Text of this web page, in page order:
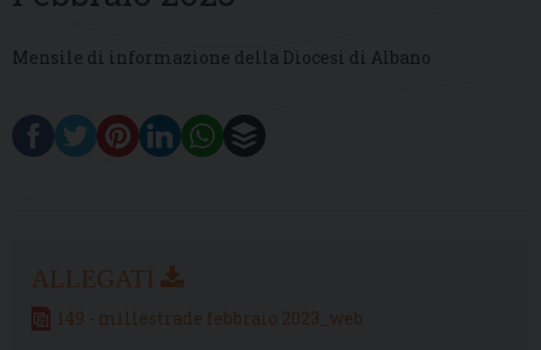
Mensile di informazione della Diocesi di Albano
149 - millestrade febbraio 2023_web